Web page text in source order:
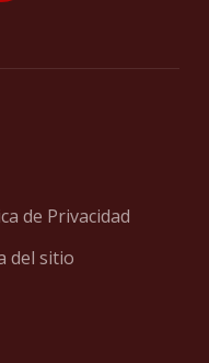
de Privacidad
del sitio